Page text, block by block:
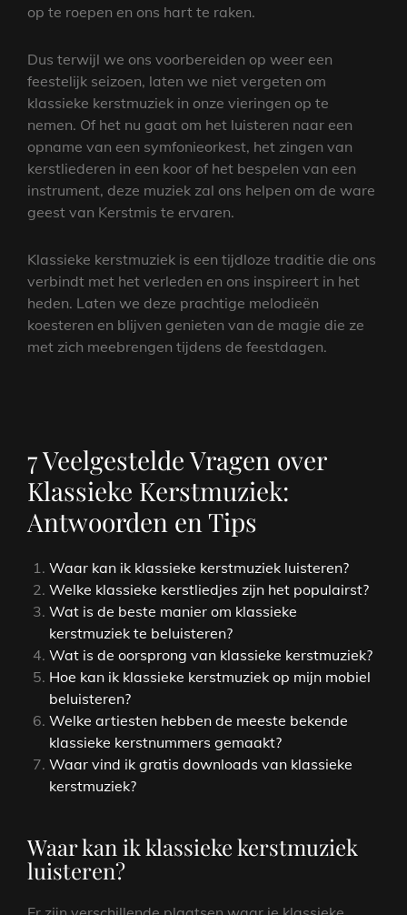
op te roepen en ons hart te raken.
Dus terwijl we ons voorbereiden op weer een
feestelijk seizoen, laten we niet vergeten om
klassieke kerstmuziek in onze vieringen op te
nemen. Of het nu gaat om het luisteren naar een
opname van een symfonieorkest, het zingen van
kerstliederen in een koor of het bespelen van een
instrument, deze muziek zal ons helpen om de ware
geest van Kerstmis te ervaren.
Klassieke kerstmuziek is een tijdloze traditie die ons
verbindt met het verleden en ons inspireert in het
heden. Laten we deze prachtige melodieën
koesteren en blijven genieten van de magie die ze
met zich meebrengen tijdens de feestdagen.
7 Veelgestelde Vragen over
Klassieke Kerstmuziek:
Antwoorden en Tips
Waar kan ik klassieke kerstmuziek luisteren?
Welke klassieke kerstliedjes zijn het populairst?
Wat is de beste manier om klassieke
kerstmuziek te beluisteren?
Wat is de oorsprong van klassieke kerstmuziek?
Hoe kan ik klassieke kerstmuziek op mijn mobiel
beluisteren?
Welke artiesten hebben de meeste bekende
klassieke kerstnummers gemaakt?
Waar vind ik gratis downloads van klassieke
kerstmuziek?
Waar kan ik klassieke kerstmuziek
luisteren?